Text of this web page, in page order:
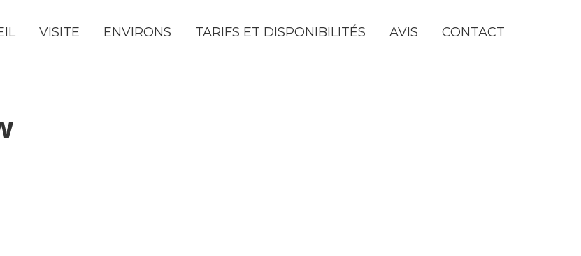
VISITE ENVIRONS TARIFS ET DISPONIBILITÉS AVIS CONTACT